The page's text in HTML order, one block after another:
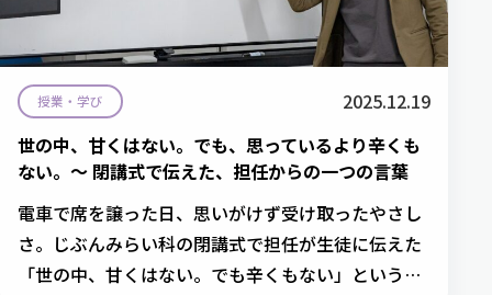
授業・学び
2025.12.19
世の中、甘くはない。でも、思っているより辛くも
ない。〜 閉講式で伝えた、担任からの一つの言葉
電車で席を譲った日、思いがけず受け取ったやさし
さ。じぶんみらい科の閉講式で担任が生徒に伝えた
「世の中、甘くはない。でも辛くもない」という人